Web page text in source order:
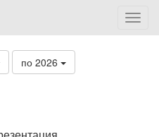
по 2026